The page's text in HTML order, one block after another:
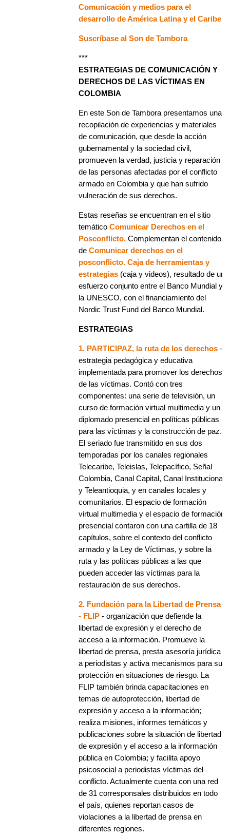
Comunicación y medios para el
desarrollo de América Latina y el Caribe
Suscríbase al Son de Tambora
***
ESTRATEGIAS DE COMUNICACIÓN Y
DERECHOS DE LAS VÍCTIMAS EN
COLOMBIA
En este Son de Tambora presentamos una
recopilación de experiencias y materiales
de comunicación, que desde la acción
gubernamental y la sociedad civil,
promueven la verdad, justicia y reparación
de las personas afectadas por el conflicto
armado en Colombia y que han sufrido
vulneración de sus derechos.
Estas reseñas se encuentran en el sitio
temático Comunicar Derechos en el
Posconflicto. Complementan el contenido
de Comunicar derechos en el
posconflicto. Caja de herramientas y
estrategias (caja y videos), resultado de un
esfuerzo conjunto entre el Banco Mundial y
la UNESCO, con el financiamiento del
Nordic Trust Fund del Banco Mundial.
ESTRATEGIAS
1. PARTICIPAZ, la ruta de los derechos -
estrategia pedagógica y educativa
implementada para promover los derechos
de las víctimas. Contó con tres
componentes: una serie de televisión, un
curso de formación virtual multimedia y un
diplomado presencial en políticas públicas
para las víctimas y la construcción de paz.
El seriado fue transmitido en sus dos
temporadas por los canales regionales
Telecaribe, Teleislas, Telepacífico, Señal
Colombia, Canal Capital, Canal Institucional
y Teleantioquia, y en canales locales y
comunitarios. El espacio de formación
virtual multimedia y el espacio de formación
presencial contaron con una cartilla de 18
capítulos, sobre el contexto del conflicto
armado y la Ley de Víctimas, y sobre la
ruta y las políticas públicas a las que
pueden acceder las víctimas para la
restauración de sus derechos.
2. Fundación para la Libertad de Prensa
- FLIP - organización que defiende la
libertad de expresión y el derecho de
acceso a la información. Promueve la
libertad de prensa, presta asesoría jurídica
a periodistas y activa mecanismos para su
protección en situaciones de riesgo. La
FLIP también brinda capacitaciones en
temas de autoprotección, libertad de
expresión y acceso a la información;
realiza misiones, informes temáticos y
publicaciones sobre la situación de libertad
de expresión y el acceso a la información
pública en Colombia; y facilita apoyo
psicosocial a periodistas víctimas del
conflicto. Actualmente cuenta con una red
de 31 corresponsales distribuidos en todo
el país, quienes reportan casos de
violaciones a la libertad de prensa en
diferentes regiones.